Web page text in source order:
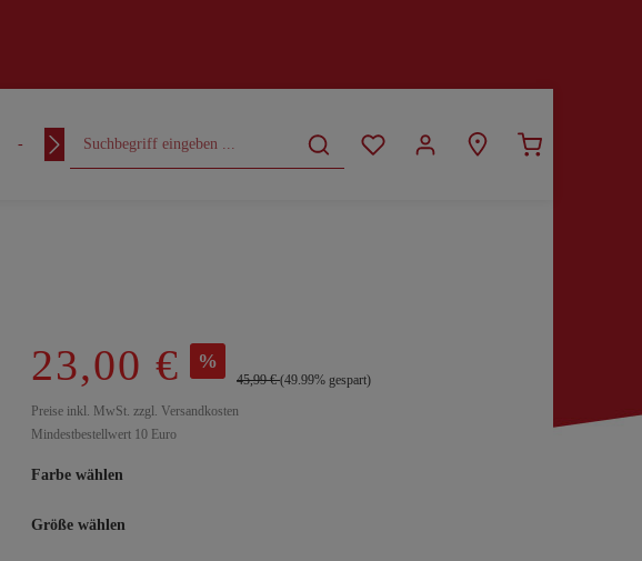
OUTFITS CURVY
23,00 € %
45,99 €(49.99% gespart)
Preise inkl. MwSt. zzgl. Versandkosten
Mindestbestellwert 10 Euro
Farbe wählen
Größe wählen